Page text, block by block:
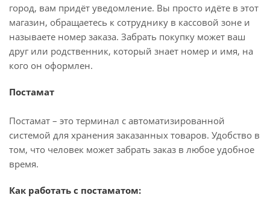
город, вам придёт уведомление. Вы просто идёте в этот
магазин, обращаетесь к сотруднику в кассовой зоне и
называете номер заказа. Забрать покупку может ваш
друг или родственник, который знает номер и имя, на
кого он оформлен.
Постамат
Постамат – это терминал с автоматизированной
системой для хранения заказанных товаров. Удобство в
том, что человек может забрать заказ в любое удобное
время.
Как работать с постаматом: